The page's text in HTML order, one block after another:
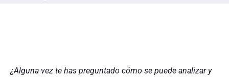
¿Alguna vez te has preguntado cómo se puede analizar y